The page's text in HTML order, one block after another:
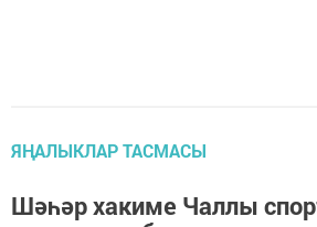
ЯҢАЛЫКЛАР ТАСМАСЫ
Шәһәр хакиме Чаллы